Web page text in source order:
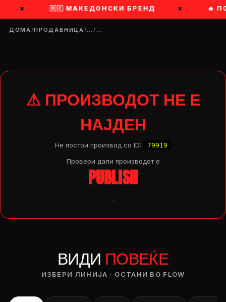
× 🇲🇰 МАКЕДОНСКИ БРЕНД × 🔥
ДОМА/ПРОДАВНИЦА/…/…
⚠ ПРОИЗВОДОТ НЕ Е
НАЈДЕН
Не постои производ со ID: 79919
Провери дали производот e
PUBLISH
.
ВИДИ ПОВЕЌЕ
ИЗБЕРИ ЛИНИЈА · ОСТАНИ ВО FLOW